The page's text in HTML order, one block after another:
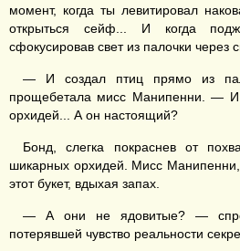
момент, когда ты левитировал
открыться сейф... И когда
сфокусировав свет из палочки через
— И создал птиц прямо из
прощебетала мисс Манипенни. — И
орхидей... А он настоящий?
Бонд, слегка покраснев от
шикарных орхидей. Мисс Манипенни,
этот букет, вдыхая запах.
— А они не ядовитые? —
потерявшей чувство реальности